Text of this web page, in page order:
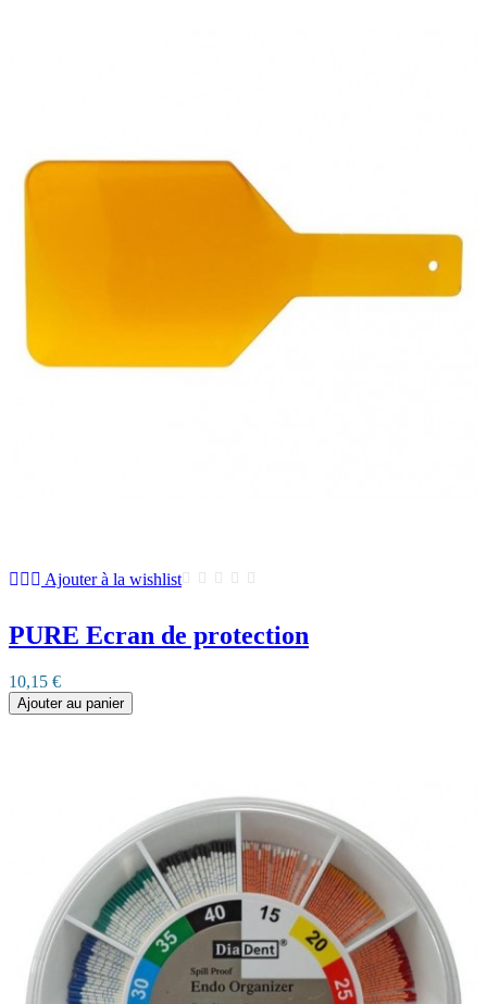
Ajouter à la wishlist
PURE Ecran de protection
10,15 €
Ajouter au panier